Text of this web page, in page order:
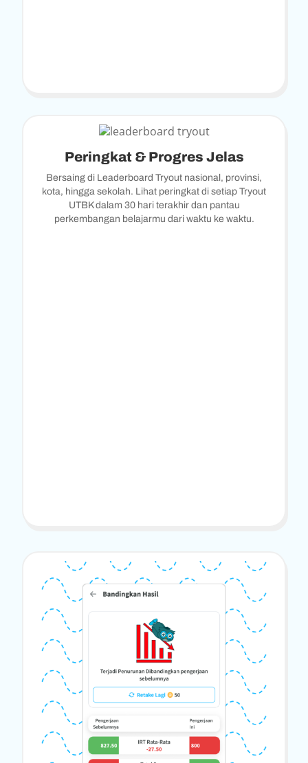
Peringkat & Progres Jelas
Bersaing di Leaderboard Tryout nasional, provinsi,
kota, hingga sekolah. Lihat peringkat di setiap Tryout
UTBK dalam 30 hari terakhir dan pantau
perkembangan belajarmu dari waktu ke waktu.